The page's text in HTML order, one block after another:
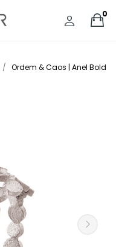
0
Ordem & Caos | Anel Bold